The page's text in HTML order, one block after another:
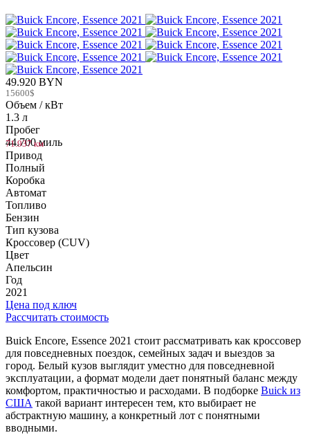
49.920 BYN
15600$
Объем / кВт
1.3 л
Пробег
44.700 миль
71.937 км
Привод
Полный
Коробка
Автомат
Топливо
Бензин
Тип кузова
Кроссовер (CUV)
Цвет
Апельсин
Год
2021
Цена под ключ
Рассчитать стоимость
Buick Encore, Essence 2021 стоит рассматривать как кроссовер
для повседневных поездок, семейных задач и выездов за
город. Белый кузов выглядит уместно для повседневной
эксплуатации, а формат модели дает понятный баланс между
комфортом, практичностью и расходами. В подборке Buick из
США такой вариант интересен тем, кто выбирает не
абстрактную машину, а конкретный лот с понятными
вводными.